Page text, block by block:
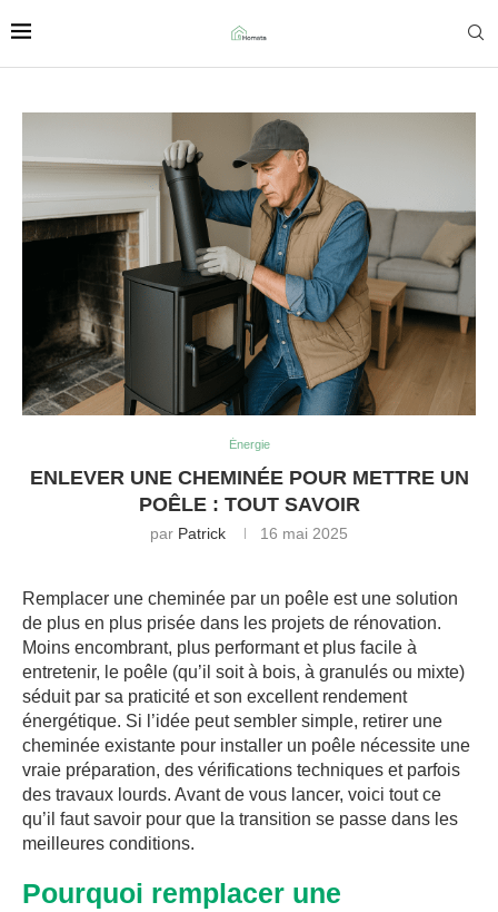
Énergie
ENLEVER UNE CHEMINÉE POUR METTRE UN
POÊLE : TOUT SAVOIR
par Patrick 16 mai 2025
Remplacer une cheminée par un poêle est une solution
de plus en plus prisée dans les projets de rénovation.
Moins encombrant, plus performant et plus facile à
entretenir, le poêle (qu’il soit à bois, à granulés ou mixte)
séduit par sa praticité et son excellent rendement
énergétique. Si l’idée peut sembler simple, retirer une
cheminée existante pour installer un poêle nécessite une
vraie préparation, des vérifications techniques et parfois
des travaux lourds. Avant de vous lancer, voici tout ce
qu’il faut savoir pour que la transition se passe dans les
meilleures conditions.
Pourquoi remplacer une